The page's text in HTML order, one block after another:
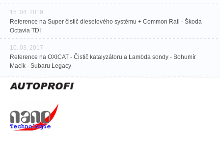
15. 04. 2019
Reference na Super čistič dieselového systému + Common Rail - Škoda
Octavia TDI
10. 03. 2017
Reference na OXICAT - Čistič katalyzátoru a Lambda sondy - Bohumír
Macík - Subaru Legacy